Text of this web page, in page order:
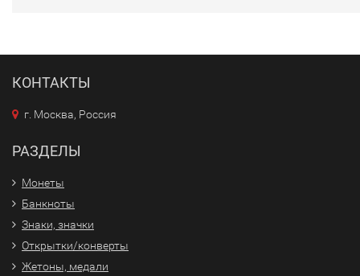
КОНТАКТЫ
г. Москва, Россия
РАЗДЕЛЫ
Монеты
Банкноты
Знаки, значки
Открытки/конверты
Жетоны, медали